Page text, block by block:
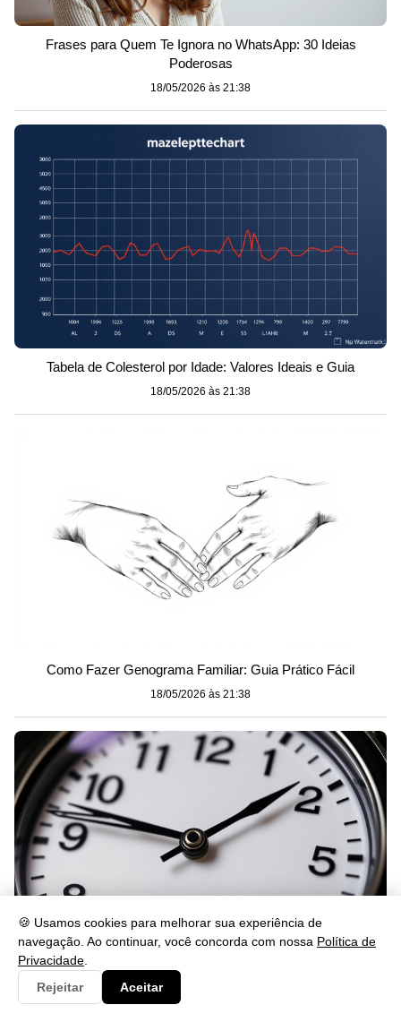
🍪 Usamos cookies para melhorar sua experiência de
navegação. Ao continuar, você concorda com nossa Política de
Privacidade
Rejeitar
Aceitar
Frases para Quem Te Ignora no WhatsApp: 30 Ideias
Poderosas
18/05/2026 às 21:38
Tabela de Colesterol por Idade: Valores Ideais e Guia
18/05/2026 às 21:38
Como Fazer Genograma Familiar: Guia Prático Fácil
18/05/2026 às 21:38
Significado das horas 15:15: veja o que isso revela
18/05/2026 às 21:38